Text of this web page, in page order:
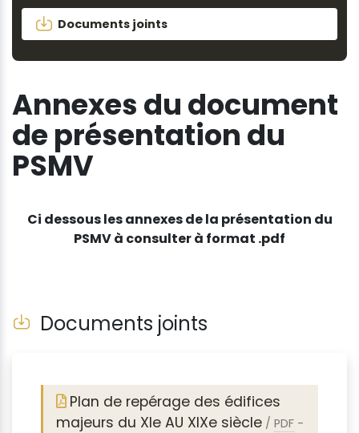
Documents joints
Annexes du document
de présentation du
PSMV
Ci dessous les annexes de la présentation du
PSMV à consulter à format .pdf
Documents joints
Plan de repérage des édifices
majeurs du XIe AU XIXe siècle / PDF -